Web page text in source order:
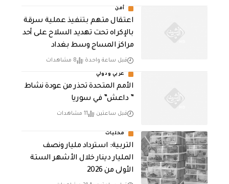
أمن
اعتقال متهم بتنفيذ عملية سرقة
بالإكراه تحت تهديد السلاح على أحد
مراكز المساج وسط بغداد
قبل ساعة واحدة 8 مشاهدات
عربي ودولي
الأمم المتحدة تحذر من عودة نشاط
” داعش” في سوريا
قبل ساعتين 11 مشاهدات
محليات
التربية: استرداد مليار ونصف
المليار دينار خلال الأشهر الستة
الأولى من 2026